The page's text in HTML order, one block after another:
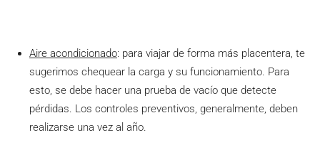
Aire acondicionado: para viajar de forma más placentera, te
sugerimos chequear la carga y su funcionamiento. Para
esto, se debe hacer una prueba de vacío que detecte
pérdidas. Los controles preventivos, generalmente, deben
realizarse una vez al año.